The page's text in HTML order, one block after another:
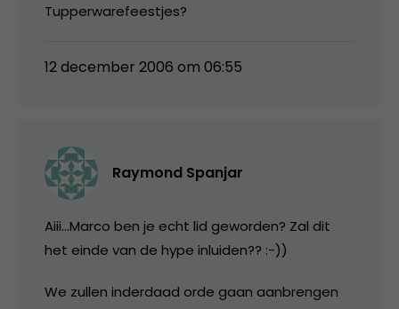
Tupperwarefeestjes?
12 december 2006 om 06:55
Raymond Spanjar
Aiii…Marco ben je echt lid geworden? Zal dit
het einde van de hype inluiden?? :-))
We zullen inderdaad orde gaan aanbrengen